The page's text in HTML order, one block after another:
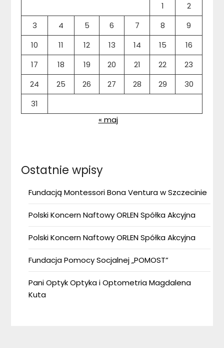
1
2
3
4 5 6 7 8
9
10
11 12 13 14 15
16
17
18 19 20 21 22
23
24
25 26 27 28 29
30
31
« maj
Ostatnie wpisy
Fundacją Montessori Bona Ventura w Szczecinie
Polski Koncern Naftowy ORLEN Spółka Akcyjna
Polski Koncern Naftowy ORLEN Spółka Akcyjna
Fundacja Pomocy Socjalnej „POMOST”
Pani Optyk Optyka i Optometria Magdalena
Kuta